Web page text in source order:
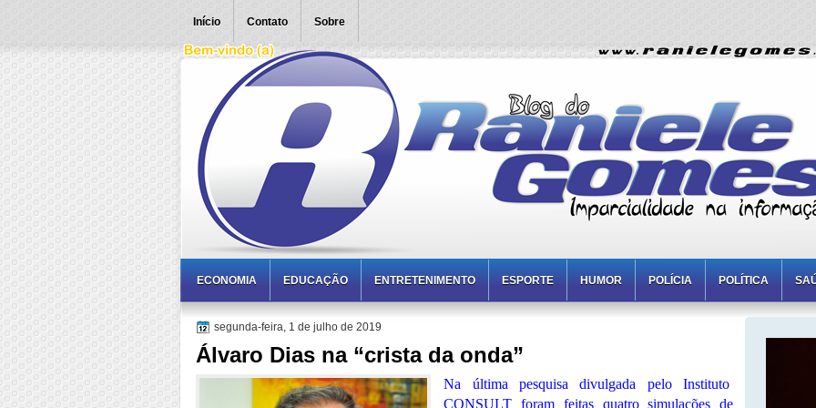
Início Contato Sobre
ECONOMIA EDUCAÇÃO ENTRETENIMENTO ESPORTE HUMOR POLÍCIA POLÍTICA
segunda-feira, 1 de julho de 2019
Álvaro Dias na “crista da onda”
Na última pesquisa divulgada pelo Instituto
CONSULT foram feitas quatro simulações de